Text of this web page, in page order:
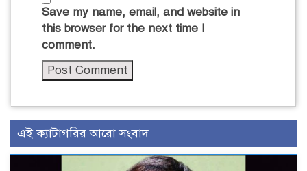
Save my name, email, and website in
this browser for the next time I
comment.
এই ক্যাটাগরির আরো সংবাদ